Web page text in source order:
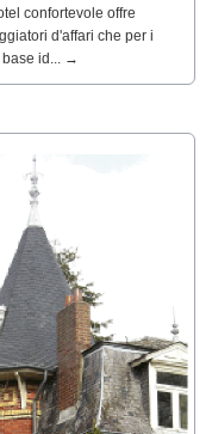
confortevole offre
d'affari che per i
base id... →